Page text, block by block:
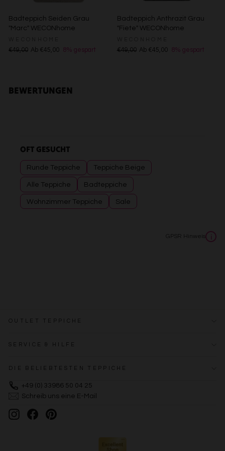
Badteppich Seiden Grau
"Marc" WECONhome
€49,00 Ab €45,00 8% gespart
Badteppich Anthrazit Grau
"Fiete" WECONhome
€49,00 Ab €45,00 8% gespart
BEWERTUNGEN
OFT GESUCHT
Runde Teppiche Teppiche Beige
Alle Teppiche Badteppiche
Wohnzimmer Teppiche Sale
GPSR Hinweis i
OUTLET TEPPICHE
SERVICE & HILFE
DIE BELIEBTESTEN TEPPICHE
+49 (0) 33986 50 04 25
Schreib uns eine E-Mail
InstagramFacebookPinterest